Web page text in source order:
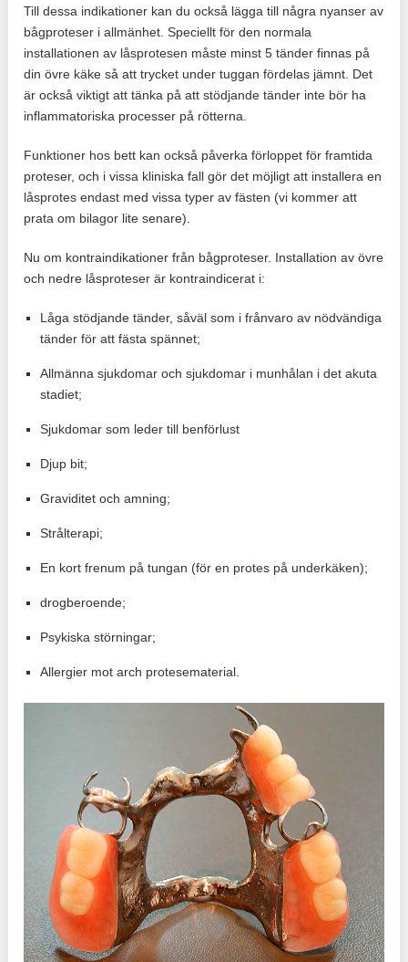
Till dessa indikationer kan du också lägga till några nyanser av
bågproteser i allmänhet. Speciellt för den normala
installationen av låsprotesen måste minst 5 tänder finnas på
din övre käke så att trycket under tuggan fördelas jämnt. Det
är också viktigt att tänka på att stödjande tänder inte bör ha
inflammatoriska processer på rötterna.
Funktioner hos bett kan också påverka förloppet för framtida
proteser, och i vissa kliniska fall gör det möjligt att installera en
låsprotes endast med vissa typer av fästen (vi kommer att
prata om bilagor lite senare).
Nu om kontraindikationer från bågproteser. Installation av övre
och nedre låsproteser är kontraindicerat i:
Låga stödjande tänder, såväl som i frånvaro av nödvändiga
tänder för att fästa spännet;
Allmänna sjukdomar och sjukdomar i munhålan i det akuta
stadiet;
Sjukdomar som leder till benförlust
Djup bit;
Graviditet och amning;
Strålterapi;
En kort frenum på tungan (för en protes på underkäken);
drogberoende;
Psykiska störningar;
Allergier mot arch protesematerial.